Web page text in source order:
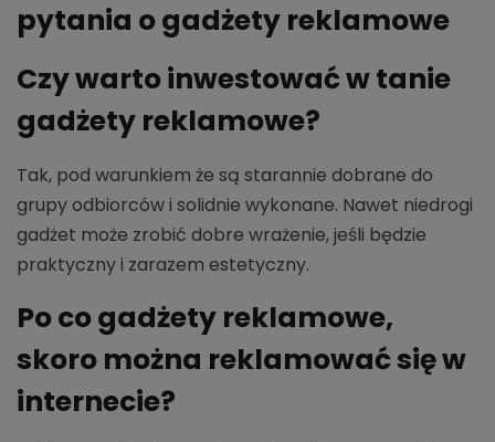
pytania o gadżety reklamowe
Czy warto inwestować w tanie
gadżety reklamowe?
Tak, pod warunkiem że są starannie dobrane do
grupy odbiorców i solidnie wykonane. Nawet niedrogi
gadżet może zrobić dobre wrażenie, jeśli będzie
praktyczny i zarazem estetyczny.
Po co gadżety reklamowe,
skoro można reklamować się w
internecie?